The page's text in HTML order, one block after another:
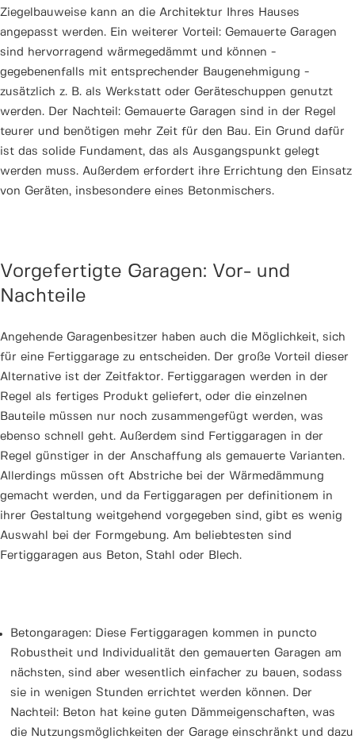
Ziegelbauweise kann an die Architektur Ihres Hauses
angepasst werden. Ein weiterer Vorteil: Gemauerte Garagen
sind hervorragend wärmegedämmt und können -
gegebenenfalls mit entsprechender Baugenehmigung -
zusätzlich z. B. als Werkstatt oder Geräteschuppen genutzt
werden. Der Nachteil: Gemauerte Garagen sind in der Regel
teurer und benötigen mehr Zeit für den Bau. Ein Grund dafür
ist das solide Fundament, das als Ausgangspunkt gelegt
werden muss. Außerdem erfordert ihre Errichtung den Einsatz
von Geräten, insbesondere eines Betonmischers.
Vorgefertigte Garagen: Vor- und
Nachteile
Angehende Garagenbesitzer haben auch die Möglichkeit, sich
für eine Fertiggarage zu entscheiden. Der große Vorteil dieser
Alternative ist der Zeitfaktor. Fertiggaragen werden in der
Regel als fertiges Produkt geliefert, oder die einzelnen
Bauteile müssen nur noch zusammengefügt werden, was
ebenso schnell geht. Außerdem sind Fertiggaragen in der
Regel günstiger in der Anschaffung als gemauerte Varianten.
Allerdings müssen oft Abstriche bei der Wärmedämmung
gemacht werden, und da Fertiggaragen per definitionem in
ihrer Gestaltung weitgehend vorgegeben sind, gibt es wenig
Auswahl bei der Formgebung. Am beliebtesten sind
Fertiggaragen aus Beton, Stahl oder Blech.
Betongaragen: Diese Fertiggaragen kommen in puncto
Robustheit und Individualität den gemauerten Garagen am
nächsten, sind aber wesentlich einfacher zu bauen, sodass
sie in wenigen Stunden errichtet werden können. Der
Nachteil: Beton hat keine guten Dämmeigenschaften, was
die Nutzungsmöglichkeiten der Garage einschränkt und dazu